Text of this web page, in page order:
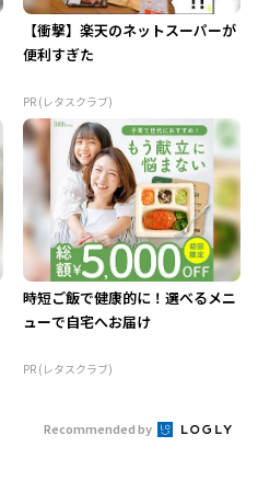
【衝撃】楽天のネットスーパーが
便利すぎた
PR (レタスクラブ)
時短ご飯で健康的に！選べるメニ
ューで自宅へお届け
PR (レタスクラブ)
Recommended by